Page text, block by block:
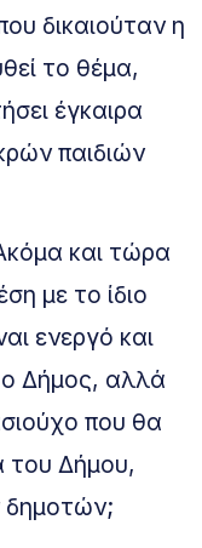
δικαιούταν η
το θέμα,
έγκαιρα
παιδιών
και τώρα
με το ίδιο
ενεργό και
ο Δήμος, αλλά
που θα
του Δήμου,